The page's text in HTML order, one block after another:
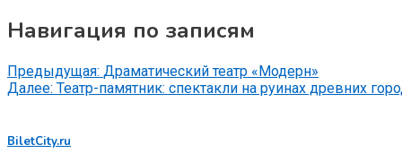
Навигация по записям
Предыдущая: Драматический театр «Модерн»
Далее: Театр-памятник: спектакли на руинах древних
BiletCity.ru